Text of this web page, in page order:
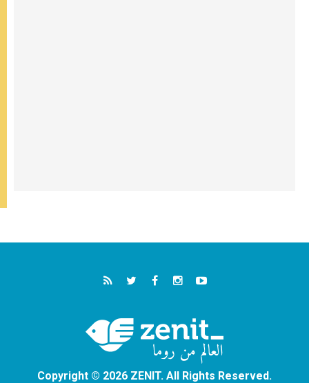
Copyright © 2026 ZENIT. All Rights Reserved.